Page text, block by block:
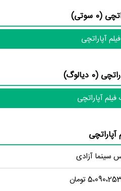
سوتی)
آپاراتچی
دیالوگ)
آپاراتچی
آپاراتچی
سینما آزادی